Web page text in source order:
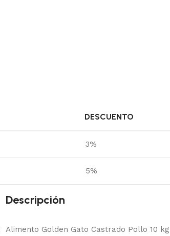
DESCUENTO
3%
5%
Descripción
Alimento Golden Gato Castrado Pollo 10 kg